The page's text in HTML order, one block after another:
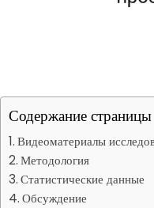
Содержание страницы
Видеоматериалы
Методология
Статистические данные
Обсуждение